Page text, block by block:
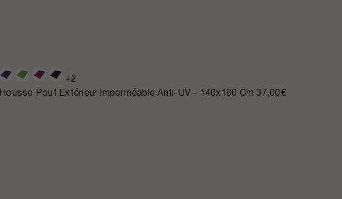
+2
Housse Pouf Extérieur Imperméable Anti-UV - 140x180 Cm 37,00€